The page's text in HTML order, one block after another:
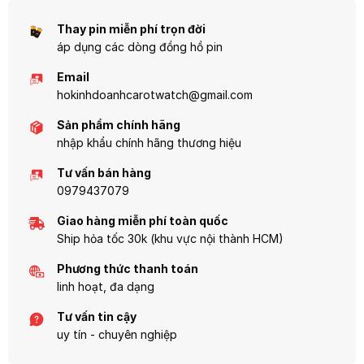
hoàn hảo cho những ai tìm kiếm một
chiếc đồng hồ vừa lịch lãm vừa mạnh
Thay pin miễn phí trọn đời
áp dụng các dòng đồng hồ pin
Email
hokinhdoanhcarotwatch@gmail.com
Sản phẩm chính hãng
nhập khẩu chính hãng thương hiệu
Tư vấn bán hàng
0979437079
Giao hàng miễn phí toàn quốc
Ship hỏa tốc 30k (khu vực nội thành HCM)
Phương thức thanh toán
linh hoạt, đa dạng
Tư vấn tin cậy
uy tín - chuyên nghiệp